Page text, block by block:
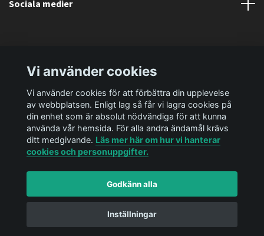
Sociala medier
© 2026 Ediya Shop ABPowered by Quickbutik
Vi använder cookies
Vi använder cookies för att förbättra din upplevelse
av webbplatsen. Enligt lag så får vi lagra cookies på
din enhet som är absolut nödvändiga för att kunna
använda vår hemsida. För alla andra ändamål krävs
ditt medgivande. Läs mer här om hur vi hanterar
cookies och personuppgifter.
Godkänn alla
Inställningar